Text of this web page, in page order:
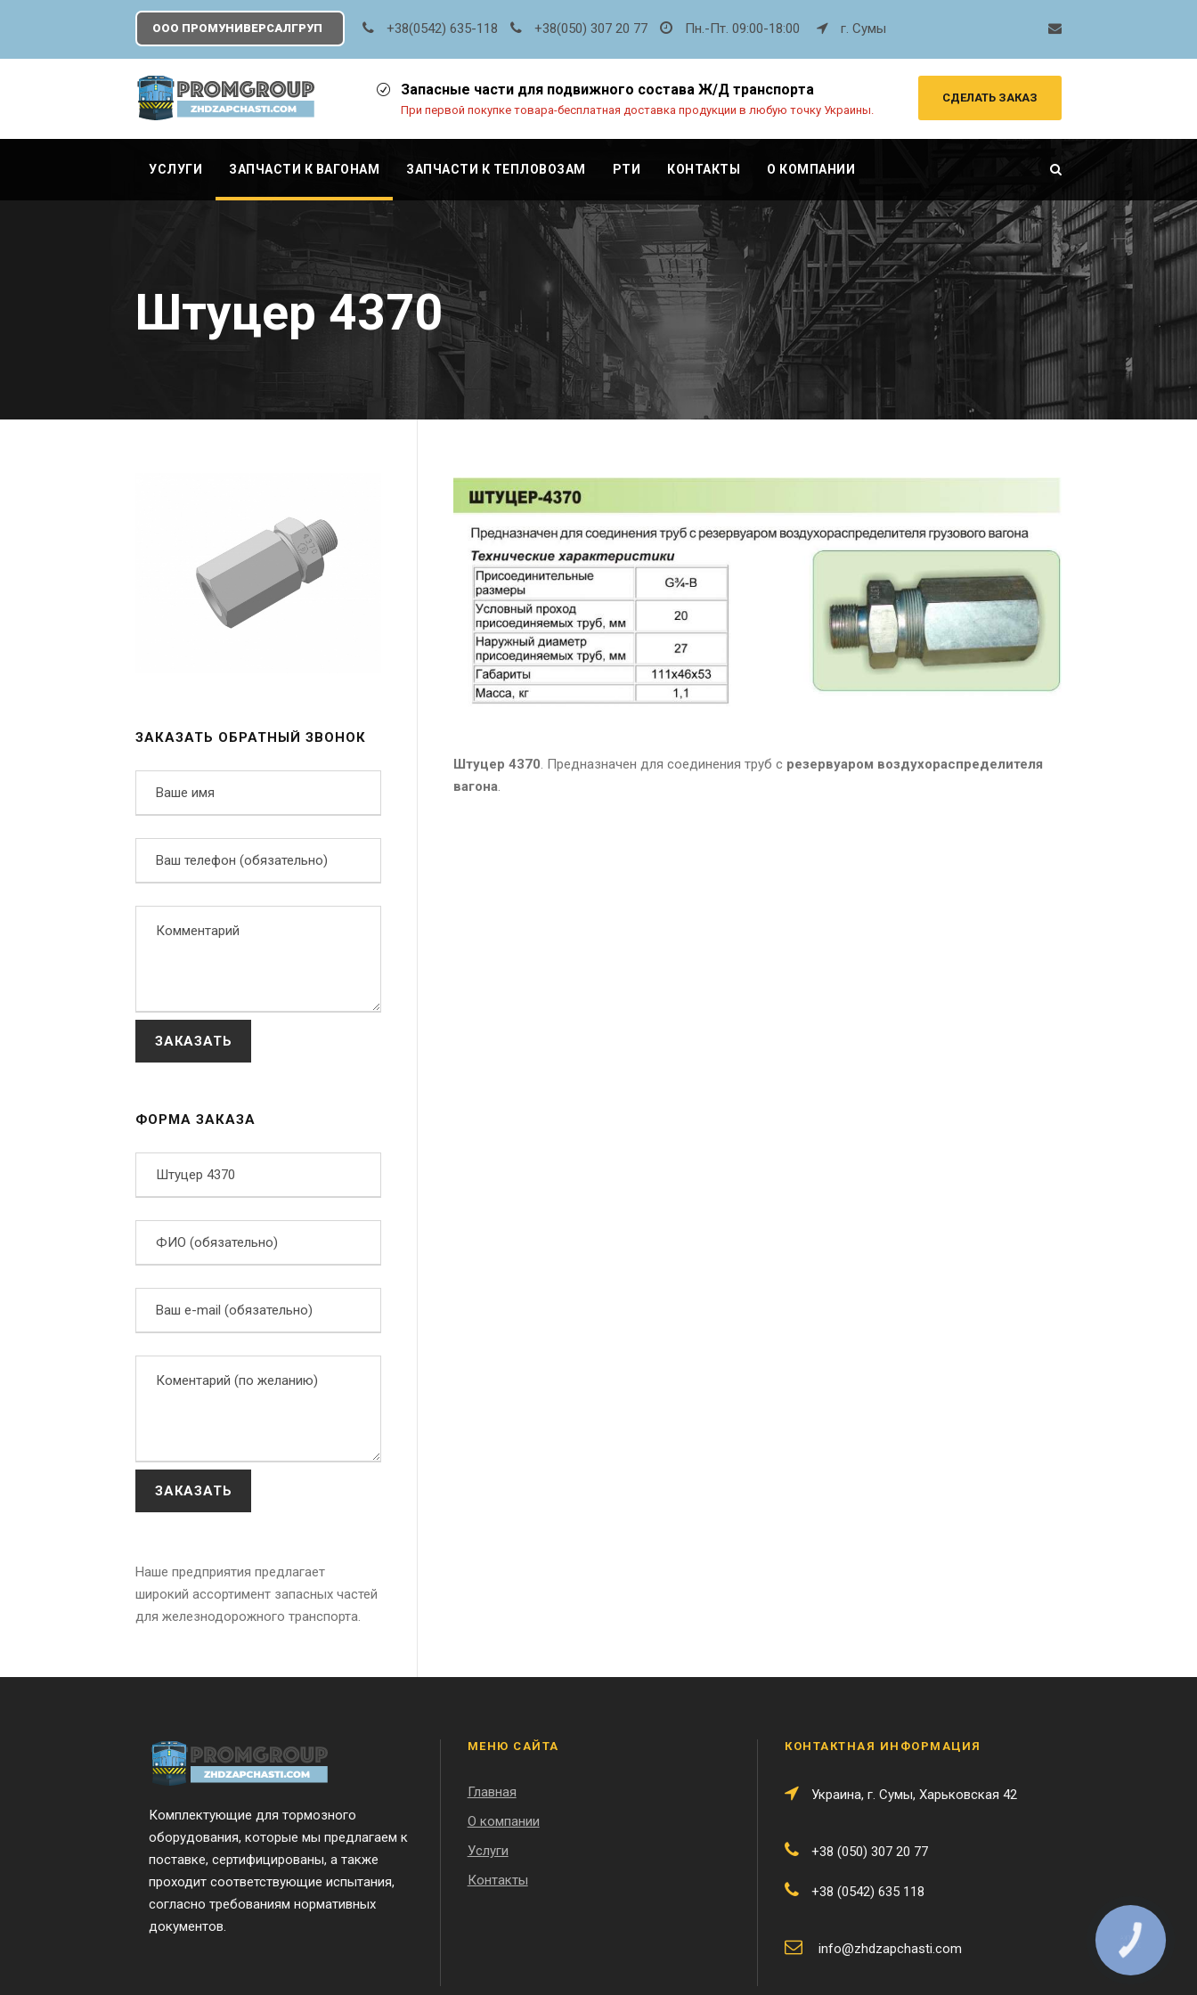
ООО ПРОМУНИВЕРСАЛГРУП +38(0542) 635-118 +38(050) 307 20 77 Пн.-Пт. 09:00-18:00 г. Сумы
Запасные части для подвижного состава Ж/Д транспорта
При первой покупке товара-бесплатная доставка продукции в любую точку Украины.
СДЕЛАТЬ ЗАКАЗ
УСЛУГИ ЗАПЧАСТИ К ВАГОНАМ ЗАПЧАСТИ К ТЕПЛОВОЗАМ РТИ КОНТАКТЫ О КОМПАНИИ
Штуцер 4370
Штуцер 4370. Предназначен для соединения труб с резервуаром воздухораспределителя
вагона.
ЗАКАЗАТЬ ОБРАТНЫЙ ЗВОНОК
ФОРМА ЗАКАЗА
Наше предприятия предлагает
широкий ассортимент запасных частей
для железнодорожного транспорта.
Комплектующие для тормозного
оборудования, которые мы предлагаем к
поставке, сертифицированы, а также
проходит соответствующие испытания,
согласно требованиям нормативных
документов.
МЕНЮ САЙТА
Главная
О компании
Услуги
Контакты
КОНТАКТНАЯ ИНФОРМАЦИЯ
Украина, г. Сумы, Харьковская 42
+38 (050) 307 20 77
+38 (0542) 635 118
info@zhdzapchasti.com
КНОПКА
ЗВ'ЯЗКУ